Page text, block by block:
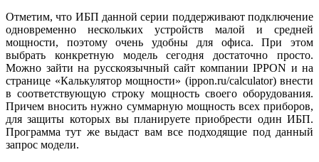
Отметим, что ИБП данной серии поддерживают подключение
одновременно нескольких устройств малой и средней
мощности, поэтому очень удобны для офиса. При этом
выбрать конкретную модель сегодня достаточно просто.
Можно зайти на русскоязычный сайт компании IPPON и на
странице «Калькулятор мощности» (ippon.ru/calculator) внести
в соответствующую строку мощность своего оборудования.
Причем вносить нужно суммарную мощность всех приборов,
для защиты которых вы планируете приобрести один ИБП.
Программа тут же выдаст вам все подходящие под данный
запрос модели.